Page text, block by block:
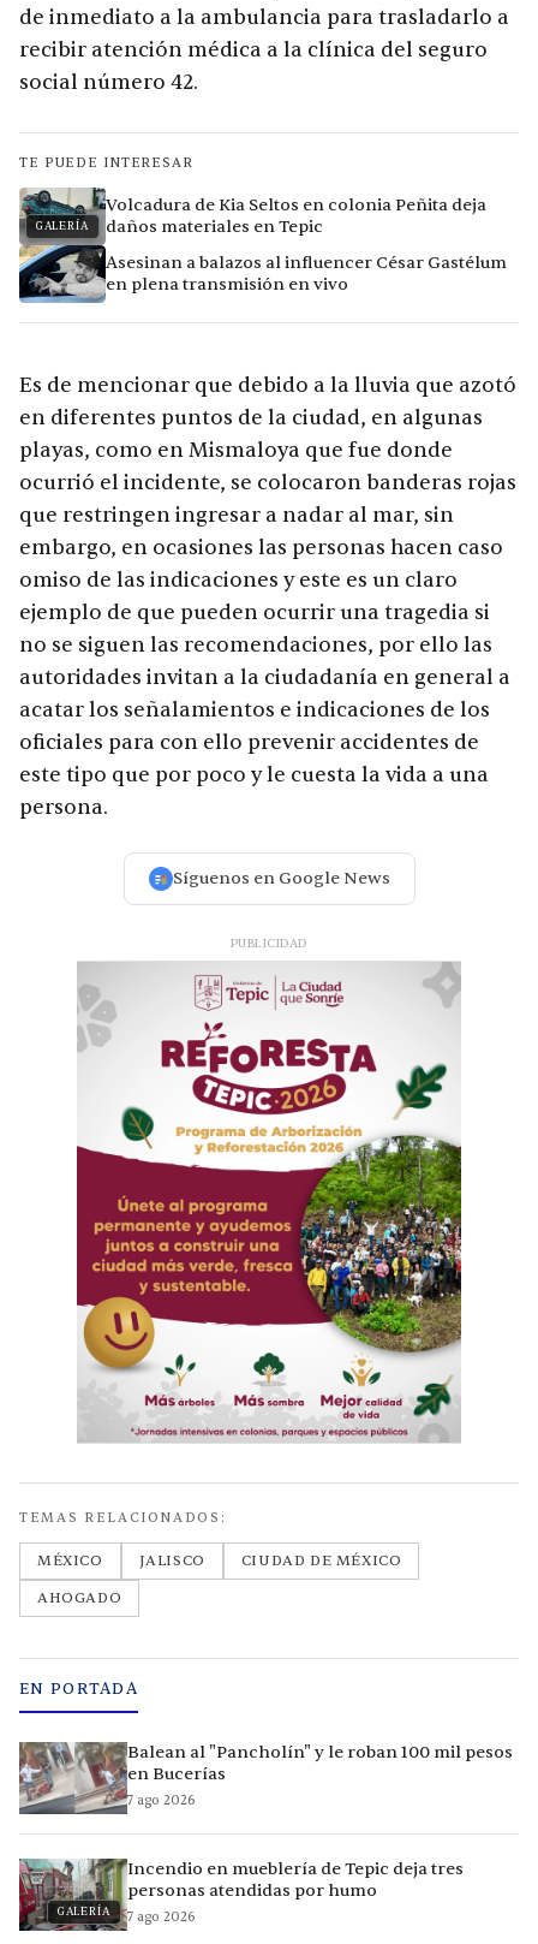
de inmediato a la ambulancia para trasladarlo a
recibir atención médica a la clínica del seguro
social número 42.
TE PUEDE INTERESAR
GALERÍA
Volcadura de Kia Seltos en colonia Peñita deja
daños materiales en Tepic
Asesinan a balazos al influencer César Gastélum
en plena transmisión en vivo
Es de mencionar que debido a la lluvia que azotó
en diferentes puntos de la ciudad, en algunas
playas, como en Mismaloya que fue donde
ocurrió el incidente, se colocaron banderas rojas
que restringen ingresar a nadar al mar, sin
embargo, en ocasiones las personas hacen caso
omiso de las indicaciones y este es un claro
ejemplo de que pueden ocurrir una tragedia si
no se siguen las recomendaciones, por ello las
autoridades invitan a la ciudadanía en general a
acatar los señalamientos e indicaciones de los
oficiales para con ello prevenir accidentes de
este tipo que por poco y le cuesta la vida a una
persona.
Síguenos en Google News
PUBLICIDAD
TEMAS RELACIONADOS:
MÉXICO JALISCO
CIUDAD DE MÉXICO
AHOGADO
EN PORTADA
Balean al "Pancholín" y le roban 100 mil pesos
en Bucerías
7 ago 2026
GALERÍA
Incendio en mueblería de Tepic deja tres
personas atendidas por humo
7 ago 2026